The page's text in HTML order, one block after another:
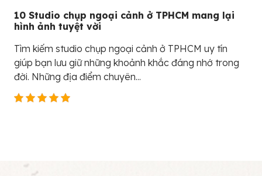
10 Studio chụp ngoại cảnh ở TPHCM mang lại
hình ảnh tuyệt vời
Tìm kiếm studio chụp ngoại cảnh ở TPHCM uy tín
giúp bạn lưu giữ những khoảnh khắc đáng nhớ trong
đời. Những địa điểm chuyên...